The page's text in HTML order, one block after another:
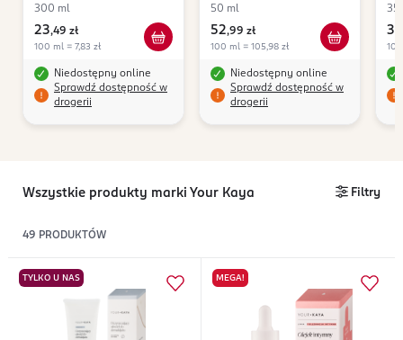
300 ml
23,49 zł
100 ml = 7,83 zł
Niedostępny online
Sprawdź dostępność w
drogerii
50 ml
52,99 zł
100 ml = 105,98 zł
Niedostępny online
Sprawdź dostępność w
drogerii
35
39
100
Wszystkie produkty marki Your Kaya Filtry
49 PRODUKTÓW
TYLKO U NAS MEGA!